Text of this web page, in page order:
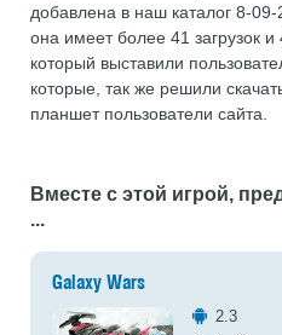
добавлена в наш каталог 8-
она имеет более 41 загрузок и
который выставили
которые, так же решили
планшет пользователи сайта.
Вместе с этой игрой,
...
Galaxy Wars
2.3